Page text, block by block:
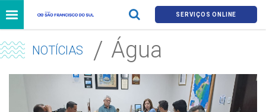
SERVIÇOS ONLINE
NOTÍCIAS Água